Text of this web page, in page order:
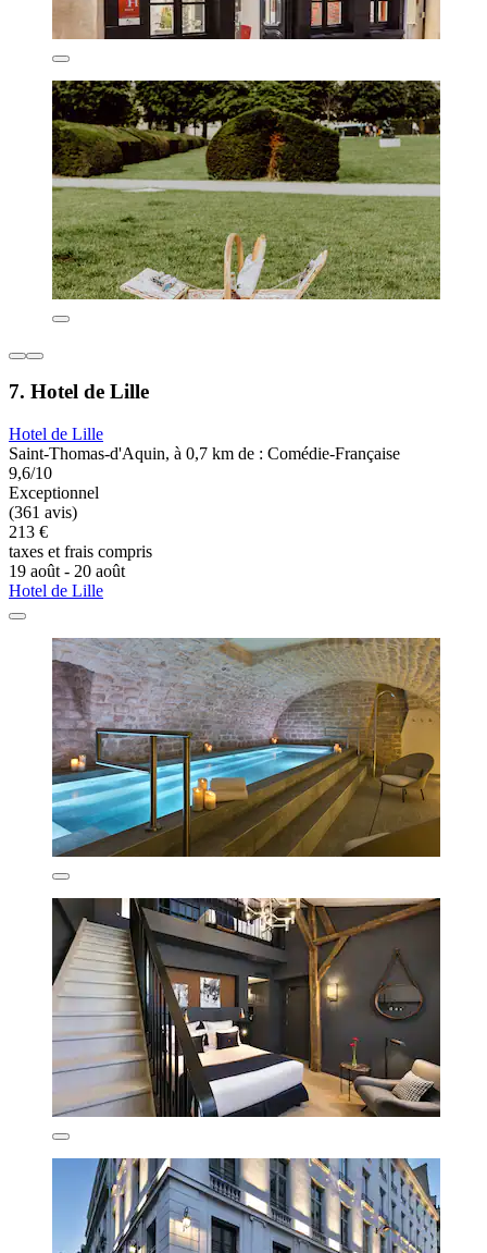
7. Hotel de Lille
Hotel de Lille
Saint-Thomas-d'Aquin, à 0,7 km de : Comédie-Française
9,6/10
Exceptionnel
(361 avis)
213 €
taxes et frais compris
19 août - 20 août
Hotel de Lille